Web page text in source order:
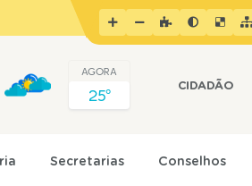
CIDADÃO
AGORA
25º
Secretarias Conselhos